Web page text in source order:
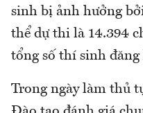
sinh bị ảnh hưởng
thể dự thi là 14.394
tổng số thí sinh
Trong ngày làm thủ